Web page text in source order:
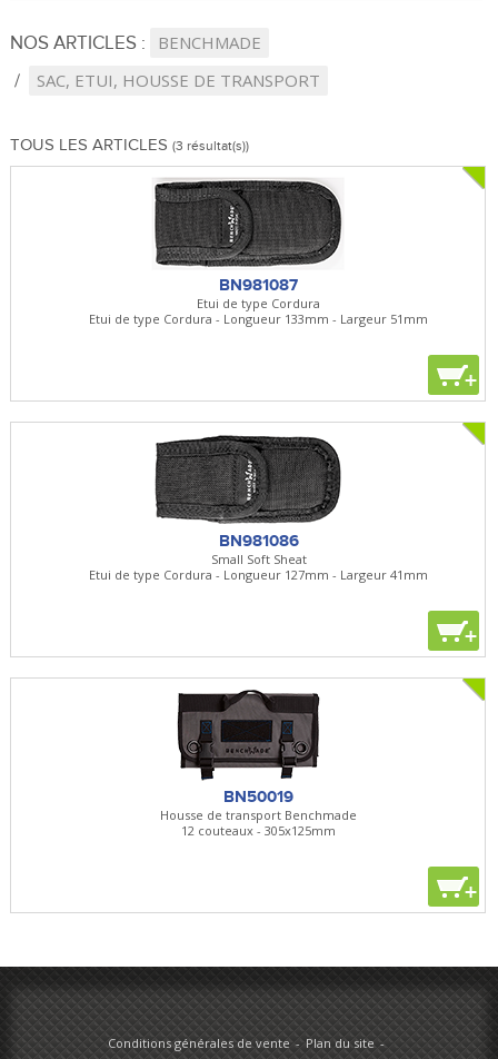
NOS ARTICLES :
BENCHMADE
SAC, ETUI, HOUSSE DE TRANSPORT
TOUS LES ARTICLES (3 résultat(s))
BN981087
Etui de type Cordura
Etui de type Cordura - Longueur 133mm - Largeur 51mm
+
BN981086
Small Soft Sheat
Etui de type Cordura - Longueur 127mm - Largeur 41mm
+
BN50019
Housse de transport Benchmade
12 couteaux - 305x125mm
+
Conditions générales de vente
Plan du site